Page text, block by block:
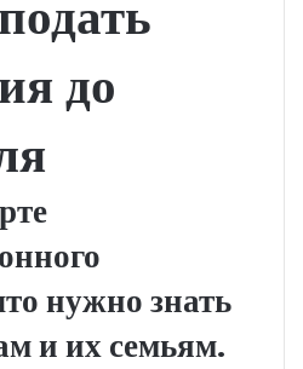
до
нужно знать
и их семьям.